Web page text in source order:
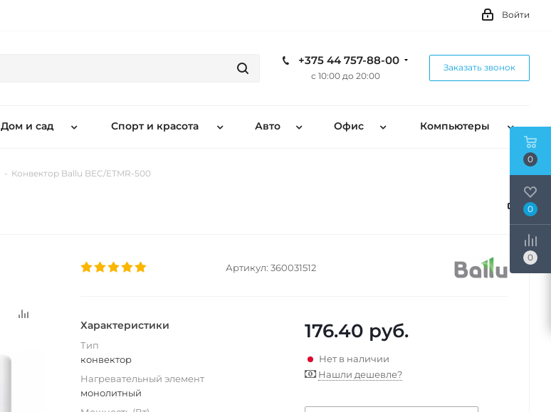
Войти
+375 44 757-88-00
с 10:00 до 20:00
Заказать звонок
Дом и сад Спорт и красота Авто Офис Компьютеры
- Конвектор Ballu BEC/ETMR-500
Артикул: 360031512
Характеристики
Тип
конвектор
Нагревательный элемент
монолитный
176.40 руб.
Нет в наличии
Нашли дешевле?
0
0
0